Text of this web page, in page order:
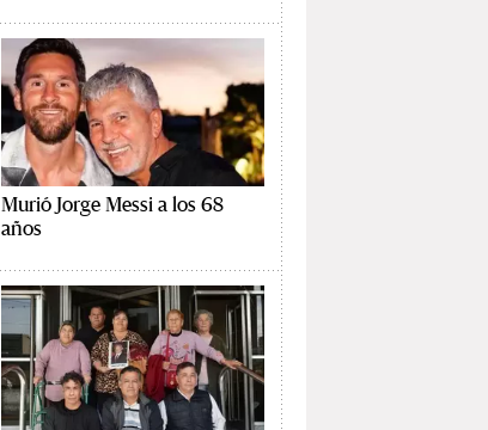
Murió Jorge Messi a los 68
años